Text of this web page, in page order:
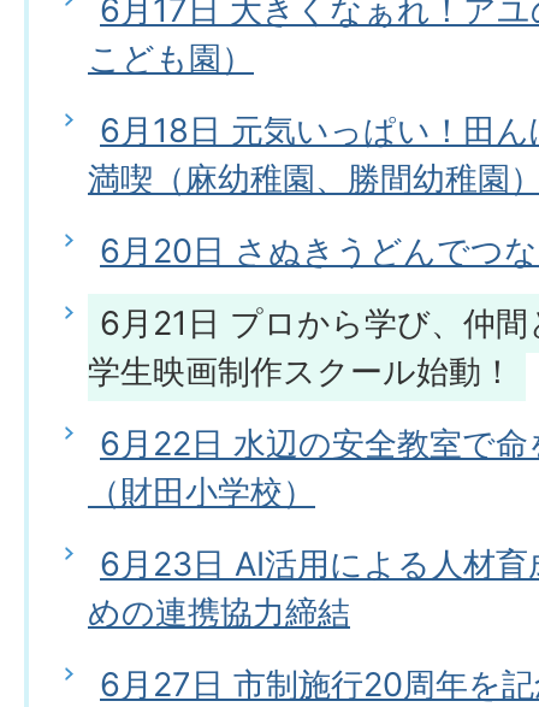
6月17日 大きくなぁれ！ア
こども園）
6月18日 元気いっぱい！田
満喫（麻幼稚園、勝間幼稚園
6月20日 さぬきうどんでつ
6月21日 プロから学び、仲
学生映画制作スクール始動！
6月22日 水辺の安全教室で
（財田小学校）
6月23日 AI活用による人材
めの連携協力締結
6月27日 市制施行20周年を